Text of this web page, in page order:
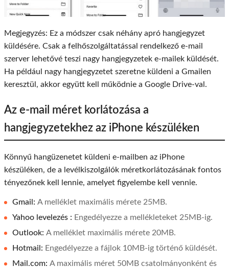
Megjegyzés: Ez a módszer csak néhány apró hangjegyzet
küldésére. Csak a felhőszolgáltatással rendelkező e-mail
szerver lehetővé teszi nagy hangjegyzetek e-mailek küldését.
Ha például nagy hangjegyzetet szeretne küldeni a Gmailen
keresztül, akkor együtt kell működnie a Google Drive-val.
Az e-mail méret korlátozása a
hangjegyzetekhez az iPhone készüléken
Könnyű hangüzenetet küldeni e-mailben az iPhone
készüléken, de a levélkiszolgálók méretkorlátozásának fontos
tényezőnek kell lennie, amelyet figyelembe kell vennie.
Gmail: A melléklet maximális mérete 25MB.
Yahoo levelezés : Engedélyezze a mellékleteket 25MB-ig.
Outlook: A melléklet maximális mérete 20MB.
Hotmail: Engedélyezze a fájlok 10MB-ig történő küldését.
Mail.com: A maximális méret 50MB csatolmányonként és